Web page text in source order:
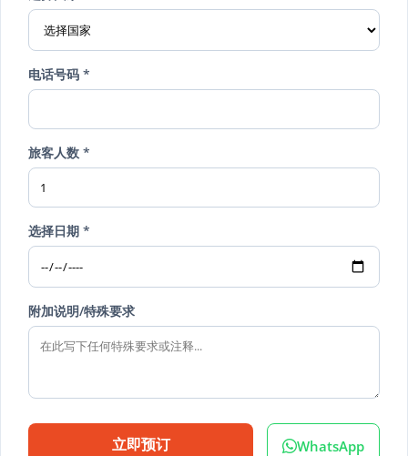
电话号码 *
旅客人数 *
选择日期 *
附加说明/特殊要求
立即预订 WhatsApp